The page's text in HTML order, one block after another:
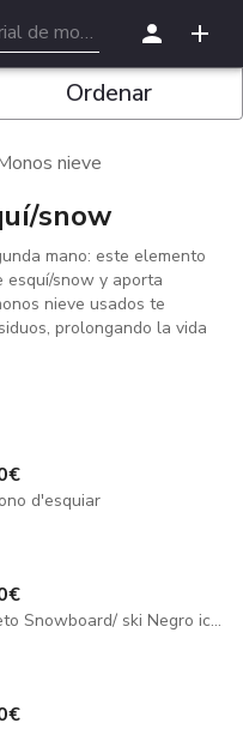
nieve
snow
mano: este elemento
esquí/snow y aporta
nieve usados te
prolongando la vida
Ordenar
€
d'esquiar
€
Peto Snowboard/ ski Negro icepeak Talla M
€